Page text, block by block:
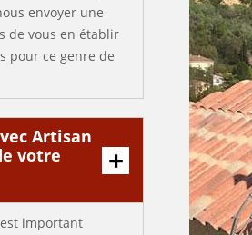
envoyer une
de vous en établir
pour ce genre de
Artisan
votre
important